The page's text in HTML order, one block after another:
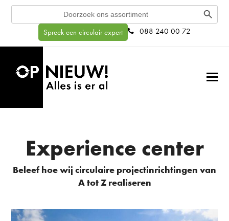
Search
Search Button
Spreek een circulair expert 088 240 00 72
Experience center
Beleef hoe wij circulaire projectinrichtingen van
A tot Z realiseren